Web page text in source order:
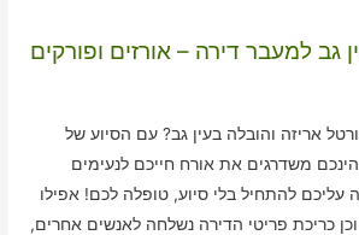
גב למעבר דירה – אורזים ופורקים
אריזה והובלה בעין גב? עם הסיוע של
הינכם משדרגים את אורח חייכם לנעימים
להתחיל בלי סיוע, טופלה לכם! אפילו
כריכת פריטי הדירה נשלחה לאנשים אחרים,